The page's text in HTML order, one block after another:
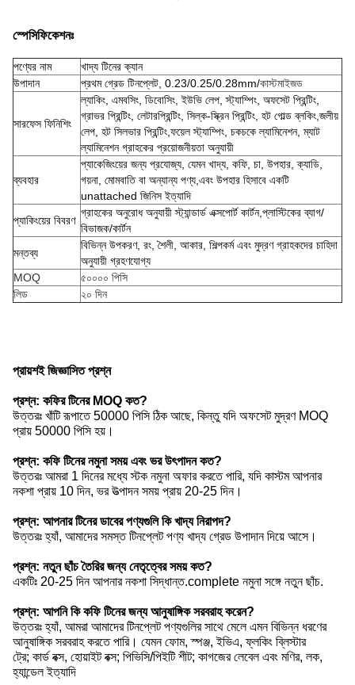
স্পেসিফিকেশনঃ
পণ্যের নাম
খাদ্য টিনের ক্যান
উপাদান
প্রথম গ্রেড টিনপ্লেট, 0.23/0.25/0.28mm/কাস্টমাইজড
সারফেস ফিনিশিং
ল্যাকিং, এমবসিং, ডিবোসিং, ইউভি লেপ, স্ট্যাম্পিং, অফসেট প্রিন্টিং,
গ্রাভর প্রিন্টিং, লেটারপ্রিন্টিং, সিল্ক-স্ক্রিন প্রিন্টিং, হট গোল্ড ব্লকিং,জলীয়
লেপ, হট সিলভার প্রিন্টিং,ফয়েল স্ট্যাম্পিং, চকচকে ল্যামিনেশন, ম্যাট
ল্যামিনেশন গ্রাহকের প্রয়োজনীয়তা অনুযায়ী
ব্যবহার
প্যাকেজিংয়ের জন্য প্রযোজ্য, যেমন খাদ্য, কফি, চা, উপহার, ক্যাডি,
গয়না, মোমবাতি বা অন্যান্য পণ্য,এবং উপহার হিসাবে একটি
unattached জিনিস ইত্যাদি
প্যাকিংয়ের বিবরণ
গ্রাহকের অনুরোধ অনুযায়ী স্ট্যান্ডার্ড এক্সপোর্ট কার্টন,প্লাস্টিকের ব্যাগ/
বিভাজক/কার্টন
মন্তব্য
বিভিন্ন উপকরণ, রং, শৈলী, আকার, শিল্পকর্ম এবং মুদ্রণ গ্রাহকদের চাহিদা
অনুযায়ী গ্রহণযোগ্য
MOQ
৫০০০০ পিসি
লিড
২০ দিন
প্রায়শই জিজ্ঞাসিত প্রশ্ন
প্রশ্ন: কফির টিনের MOQ কত?
উত্তরঃ খাঁটি রূপাতে 50000 পিসি ঠিক আছে, কিন্তু যদি অফসেট মুদ্রণ MOQ
প্রায় 50000 পিসি হয়।
প্রশ্ন: কফি টিনের নমুনা সময় এবং ভর উৎপাদন কত?
উত্তরঃ আমরা 1 দিনের মধ্যে স্টক নমুনা অফার করতে পারি, যদি কাস্টম আপনার
নকশা প্রায় 10 দিন, ভর উত্পাদন সময় প্রায় 20-25 দিন।
প্রশ্ন: আপনার টিনের ডাবের পণ্যগুলি কি খাদ্য নিরাপদ?
উত্তরঃ হ্যাঁ, আমাদের সমস্ত টিনপ্লেট পণ্য খাদ্য গ্রেড উপাদান দিয়ে আসে।
প্রশ্ন: নতুন ছাঁচ তৈরির জন্য নেতৃত্বের সময় কত?
একটিঃ 20-25 দিন আপনার নকশা সিদ্ধান্ত.complete নমুনা সঙ্গে নতুন ছাঁচ.
প্রশ্ন: আপনি কি কফি টিনের জন্য আনুষাঙ্গিক সরবরাহ করেন?
উত্তরঃ হ্যাঁ, আমরা আমাদের টিনপ্লেট পণ্যগুলির সাথে মেলে এমন বিভিন্ন ধরণের
আনুষাঙ্গিক সরবরাহ করতে পারি। যেমন ফোম, স্পঞ্জ, ইভিএ, ফ্লকিং ব্লিস্টার
ট্রে; কার্ড বক্স, হোয়াইট বক্স; পিভিসি/পিইটি শীট; কাগজের লেবেল এবং মণির, লক,
হ্যান্ডেল ইত্যাদি